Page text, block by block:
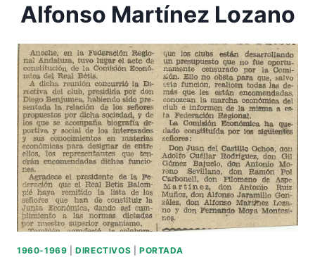
Alfonso Martínez Lozano
1960-1969 |DIRECTIVOS PORTADA